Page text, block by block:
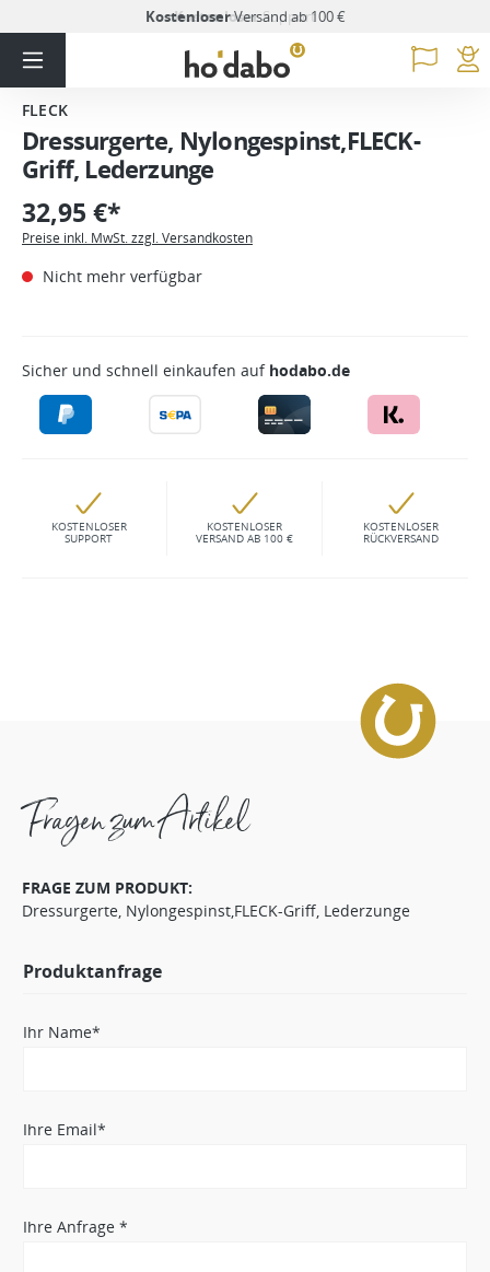
KostenloserVersand ab 100 €
FLECK
Dressurgerte, Nylongespinst,FLECK-
Griff, Lederzunge
32,95 €*
Preise inkl. MwSt. zzgl. Versandkosten
Nicht mehr verfügbar
Sicher und schnell einkaufen auf hodabo.de
KOSTENLOSER
SUPPORT
KOSTENLOSER
VERSAND AB 100 €
KOSTENLOSER
RÜCKVERSAND
Fragen zum Artikel
FRAGE ZUM PRODUKT:
Dressurgerte, Nylongespinst,FLECK-Griff, Lederzunge
Produktanfrage
Ihr Name*
Ihre Email*
Ihre Anfrage *